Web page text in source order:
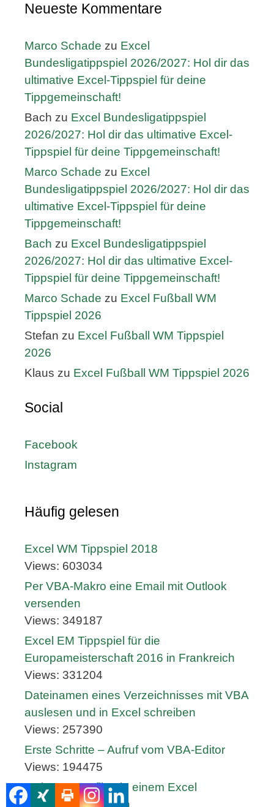
Neueste Kommentare
Marco Schade zu Excel
Bundesligatippspiel 2026/2027: Hol dir das
ultimative Excel-Tippspiel für deine
Tippgemeinschaft!
Bach zu Excel Bundesligatippspiel
2026/2027: Hol dir das ultimative Excel-
Tippspiel für deine Tippgemeinschaft!
Marco Schade zu Excel
Bundesligatippspiel 2026/2027: Hol dir das
ultimative Excel-Tippspiel für deine
Tippgemeinschaft!
Bach zu Excel Bundesligatippspiel
2026/2027: Hol dir das ultimative Excel-
Tippspiel für deine Tippgemeinschaft!
Marco Schade zu Excel Fußball WM
Tippspiel 2026
Stefan zu Excel Fußball WM Tippspiel
2026
Klaus zu Excel Fußball WM Tippspiel 2026
Social
Facebook
Instagram
Häufig gelesen
Excel WM Tippspiel 2018
Views: 603034
Per VBA-Makro eine Email mit Outlook
versenden
Views: 349187
Excel EM Tippspiel für die
Europameisterschaft 2016 in Frankreich
Views: 331204
Dateinamen eines Verzeichnisses mit VBA
auslesen und in Excel schreiben
Views: 257390
Erste Schritte – Aufruf vom VBA-Editor
Views: 194475
Mehrere Autofilter in einem Excel